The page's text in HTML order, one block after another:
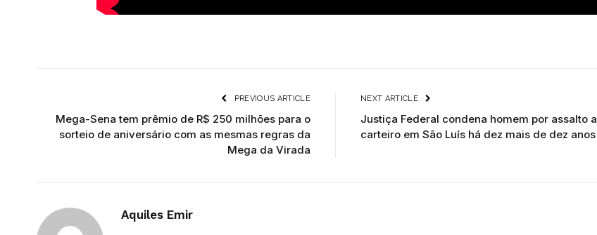
PREVIOUS ARTICLE
Mega-Sena tem prêmio de R$ 250 milhões para o
sorteio de aniversário com as mesmas regras da
Mega da Virada
NEXT ARTICLE
Justiça Federal condena homem por assalto a
carteiro em São Luís há dez mais de dez anos
Aquiles Emir